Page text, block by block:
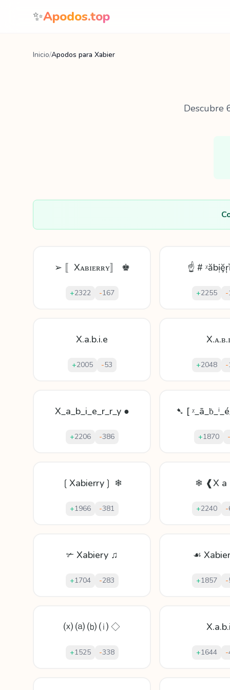
Saltar al contenido
✨Apodos.top
Inicio/Apodos para Xabier
Descubre
➢ 〚Xᴀʙɪᴇʀʀʏ〛 ♚
+2322 -167
☝ #
+2255 -
X.a.b.i.e
+2005 -53 +2048 -
X_a_b_i_e_r_r_y ●
+2206 -386
➷ [
+1870
❲Xabierry❳ ❄
+1966 -381
❄ ❰X a
+2240 -
✃ Xabiery ♫
+1704 -283
☙
+1857 -
⒳ ⒜ ⒝ ⒤ ◇
+1525 -338 +1644 -